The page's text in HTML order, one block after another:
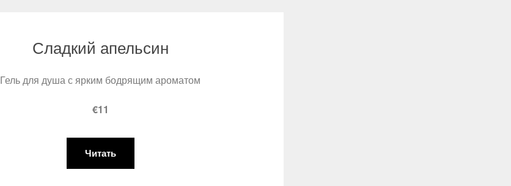
Сладкий апельсин
Гель для душа с ярким бодрящим ароматом
€11
Читать